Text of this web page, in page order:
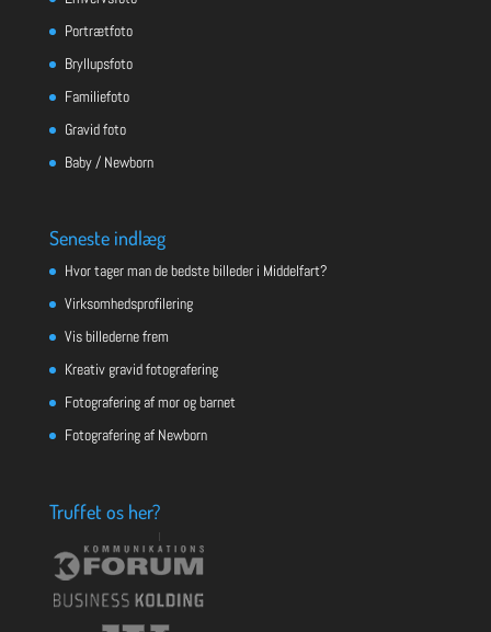
Portrætfoto
Bryllupsfoto
Familiefoto
Gravid foto
Baby / Newborn
Seneste indlæg
Hvor tager man de bedste billeder i Middelfart?
Virksomhedsprofilering
Vis billederne frem
Kreativ gravid fotografering
Fotografering af mor og barnet
Fotografering af Newborn
Truffet os her?